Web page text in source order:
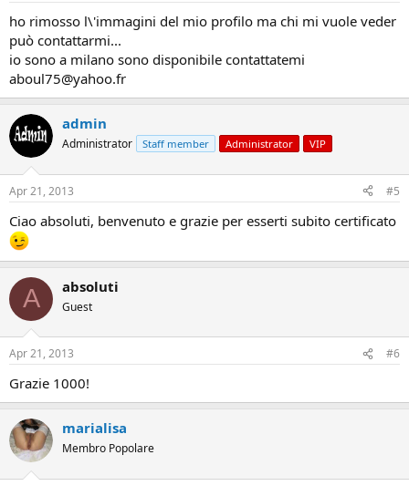
ho rimosso l\'immagini del mio profilo ma chi mi vuole veder
può contattarmi...
io sono a milano sono disponibile contattatemi
aboul75@yahoo.fr
admin
Administrator Staff member Administrator VIP
Apr 21, 2013 #5
Ciao absoluti, benvenuto e grazie per esserti subito certificato
A absoluti
Guest
Apr 21, 2013 #6
Grazie 1000!
marialisa
Membro Popolare